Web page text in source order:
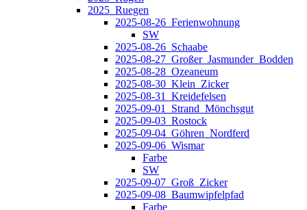
2025_Ruegen
2025-08-26_Ferienwohnung
SW
2025-08-26_Schaabe
2025-08-27_Großer_Jasmunder_Bodden
2025-08-28_Ozeaneum
2025-08-30_Klein_Zicker
2025-08-31_Kreidefelsen
2025-09-01_Strand_Mönchsgut
2025-09-03_Rostock
2025-09-04_Göhren_Nordferd
2025-09-06_Wismar
Farbe
SW
2025-09-07_Groß_Zicker
2025-09-08_Baumwipfelpfad
Farbe